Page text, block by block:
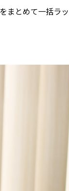
まとめて一括ラ